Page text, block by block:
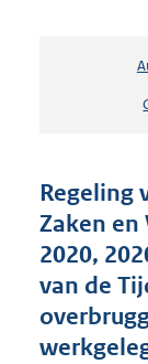
Regeling
Zaken en
2020,
van de